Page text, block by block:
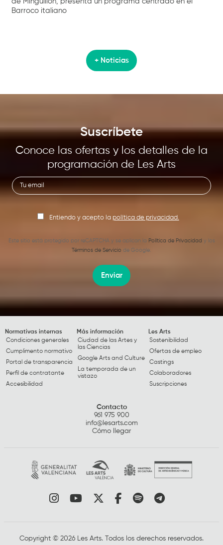
Barroco italiano
+ Noticias
Suscríbete
Conoce las ofertas y los detalles de la
programación de Les Arts
Entiendo y acepto la política de privacidad.
Este sitio está protegido por reCAPTCHA y se aplican la Política de Privacidad y los
Términos de Servicio de Google.
Enviar
Normativas internas
Condiciones generales
Cumplimento normativo
Portal de transparencia
Perfil de contratante
Accesibilidad
Más información
Ciudad de las Artes y
las Ciencias
Google Arts and Culture
La temporada de un
vistazo
Les Arts
Sostenibilidad
Ofertas de empleo
Castings
Colaboradores
Suscripciones
Contacto
961 975 900
info@lesarts.com
Cómo llegar
Link a instagram
Link a youtube
Link a twitter
Link a facebook
Link a spotify
Link a
Copyright © 2026 Les Arts. Todos los derechos reservados.